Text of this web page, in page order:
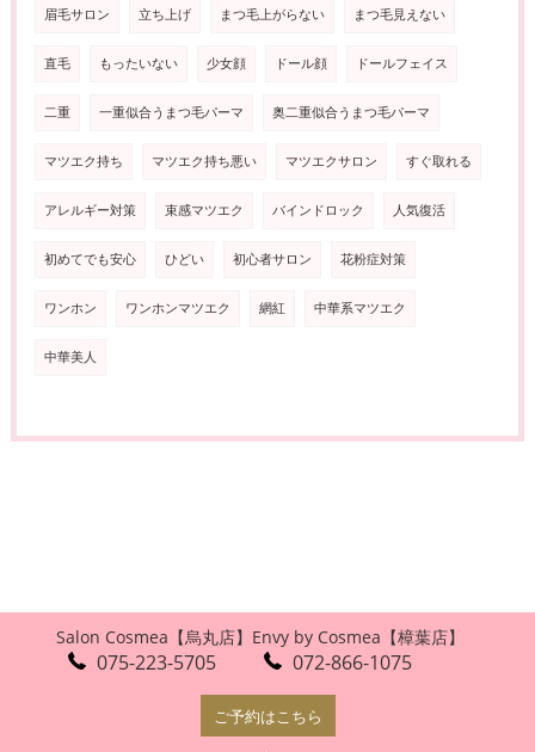
眉毛サロン 立ち上げ まつ毛上がらない まつ毛見えない
直毛 もったいない 少女顔 ドール顔 ドールフェイス
二重 一重似合うまつ毛パーマ 奥二重似合うまつ毛パーマ
マツエク持ち マツエク持ち悪い マツエクサロン すぐ取れる
アレルギー対策 束感マツエク バインドロック 人気復活
初めてでも安心 ひどい 初心者サロン 花粉症対策
ワンホン ワンホンマツエク 網紅 中華系マツエク
中華美人
Salon Cosmea【烏丸店】
075-223-5705
Envy by Cosmea【樟葉店】
072-866-1075
ご予約はこちら